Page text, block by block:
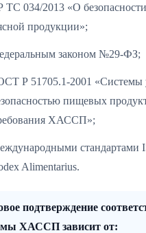
ТС 034/2013 «О
продукции»;
законом №29-ФЗ;
Р 51705.1-2001 «Системы
пищевых
ХАССП»;
стандартами
Alimentarius.
подтверждение
ХАССП зависит от: